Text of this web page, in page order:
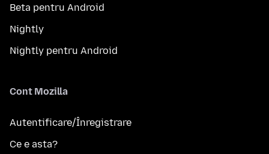
Beta pentru Android
Nightly
Nightly pentru Android
Cont Mozilla
Autentificare/Înregistrare
Ce e asta?